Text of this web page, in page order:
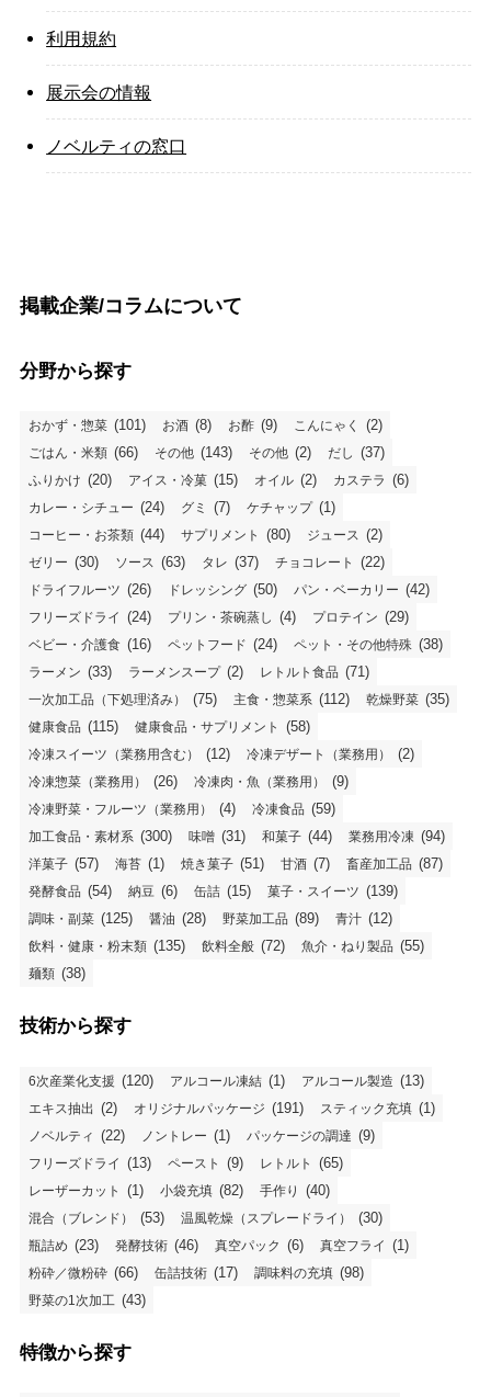
利用規約
展示会の情報
ノベルティの窓口
掲載企業/コラムについて
分野から探す
おかず・惣菜 (101) お酒 (8) お酢 (9) こんにゃく (2)
ごはん・米類 (66) その他 (143) その他 (2) だし (37)
ふりかけ (20) アイス・冷菓 (15) オイル (2) カステラ (6)
カレー・シチュー (24) グミ (7) ケチャップ (1)
コーヒー・お茶類 (44) サプリメント (80) ジュース (2)
ゼリー (30) ソース (63) タレ (37) チョコレート (22)
ドライフルーツ (26) ドレッシング (50) パン・ベーカリー (42)
フリーズドライ (24) プリン・茶碗蒸し (4) プロテイン (29)
ベビー・介護食 (16) ペットフード (24) ペット・その他特殊 (38)
ラーメン (33) ラーメンスープ (2) レトルト食品 (71)
一次加工品（下処理済み） (75) 主食・惣菜系 (112) 乾燥野菜 (35)
健康食品 (115) 健康食品・サプリメント (58)
冷凍スイーツ（業務用含む） (12) 冷凍デザート（業務用） (2)
冷凍惣菜（業務用） (26) 冷凍肉・魚（業務用） (9)
冷凍野菜・フルーツ（業務用） (4) 冷凍食品 (59)
加工食品・素材系 (300) 味噌 (31) 和菓子 (44) 業務用冷凍 (94)
洋菓子 (57) 海苔 (1) 焼き菓子 (51) 甘酒 (7) 畜産加工品 (87)
発酵食品 (54) 納豆 (6) 缶詰 (15) 菓子・スイーツ (139)
調味・副菜 (125) 醤油 (28) 野菜加工品 (89) 青汁 (12)
飲料・健康・粉末類 (135) 飲料全般 (72) 魚介・ねり製品 (55)
麺類 (38)
技術から探す
6次産業化支援 (120) アルコール凍結 (1) アルコール製造 (13)
エキス抽出 (2) オリジナルパッケージ (191) スティック充填 (1)
ノベルティ (22) ノントレー (1) パッケージの調達 (9)
フリーズドライ (13) ペースト (9) レトルト (65)
レーザーカット (1) 小袋充填 (82) 手作り (40)
混合（ブレンド） (53) 温風乾燥（スプレードライ） (30)
瓶詰め (23) 発酵技術 (46) 真空パック (6) 真空フライ (1)
粉砕／微粉砕 (66) 缶詰技術 (17) 調味料の充填 (98)
野菜の1次加工 (43)
特徴から探す